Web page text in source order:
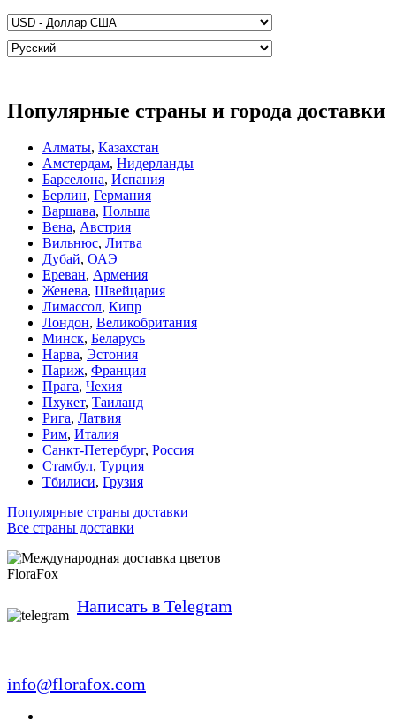
Популярные страны и города доставки
Алматы, Казахстан
Амстердам, Нидерланды
Барселона, Испания
Берлин, Германия
Варшава, Польша
Вена, Австрия
Вильнюс, Литва
Дубай, ОАЭ
Ереван, Армения
Женева, Швейцария
Лимассол, Кипр
Лондон, Великобритания
Минск, Беларусь
Нарва, Эстония
Париж, Франция
Прага, Чехия
Пхукет, Таиланд
Рига, Латвия
Рим, Италия
Санкт-Петербург, Россия
Стамбул, Турция
Тбилиси, Грузия
Популярные страны доставки
Все страны доставки
FloraFox
Написать в Telegram
info@florafox.com